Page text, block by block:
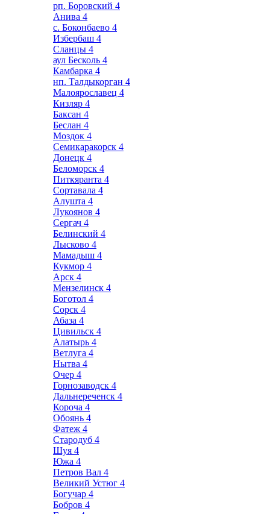
рп. Боровский 4
Анива 4
с. Боконбаево 4
Избербаш 4
Сланцы 4
аул Бесколь 4
Камбарка 4
нп. Талдыкорган 4
Малоярославец 4
Кизляр 4
Баксан 4
Беслан 4
Моздок 4
Семикаракорск 4
Донецк 4
Беломорск 4
Питкяранта 4
Сортавала 4
Алушта 4
Лукоянов 4
Сергач 4
Белинский 4
Лысково 4
Мамадыш 4
Кукмор 4
Арск 4
Мензелинск 4
Боготол 4
Сорск 4
Абаза 4
Цивильск 4
Алатырь 4
Ветлуга 4
Нытва 4
Очер 4
Горнозаводск 4
Дальнереченск 4
Короча 4
Обоянь 4
Фатеж 4
Стародуб 4
Шуя 4
Южа 4
Петров Вал 4
Великий Устюг 4
Богучар 4
Бобров 4